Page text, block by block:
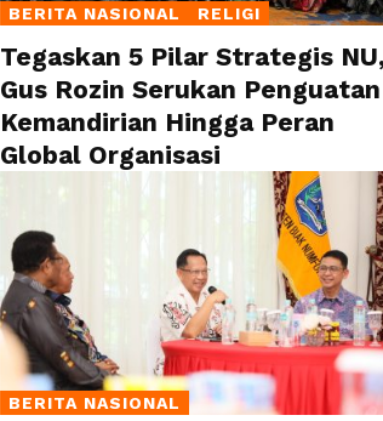
BERITA NASIONAL RELIGI
Tegaskan 5 Pilar Strategis NU,
Gus Rozin Serukan Penguatan
Kemandirian Hingga Peran
Global Organisasi
BERITA NASIONAL